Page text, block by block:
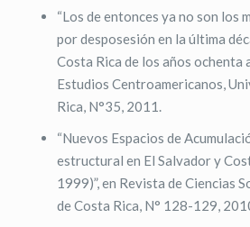
“Los de entonces ya no son los
por desposesión en la última
Costa Rica de los años ochenta
Estudios Centroamericanos,
Rica, N°35, 2011.
“Nuevos Espacios de
estructural en El Salvador y
1999)”, en Revista de Ciencias
de Costa Rica, N° 128-129,